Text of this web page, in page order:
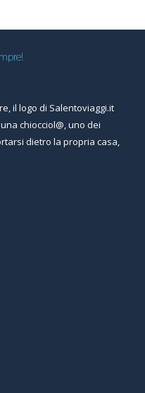
il logo di Salentoviaggi.it
chiocciol@, uno dei
dietro la propria casa,